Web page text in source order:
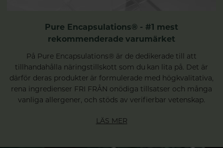
Pure Encapsulations® - #1 mest
rekommenderade varumärket
På Pure Encapsulations® är de dedikerade till att
tillhandahålla näringstillskott som du kan lita på. Det är
därför deras produkter är formulerade med högkvalitativa,
rena ingredienser FRI FRÅN onödiga tillsatser och många
vanliga allergener, och stöds av verifierbar vetenskap.
LÄS MER